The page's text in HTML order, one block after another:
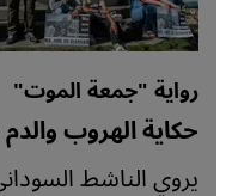
رواية "جمعة الموت"
حكاية الهروب
يروي الناشط